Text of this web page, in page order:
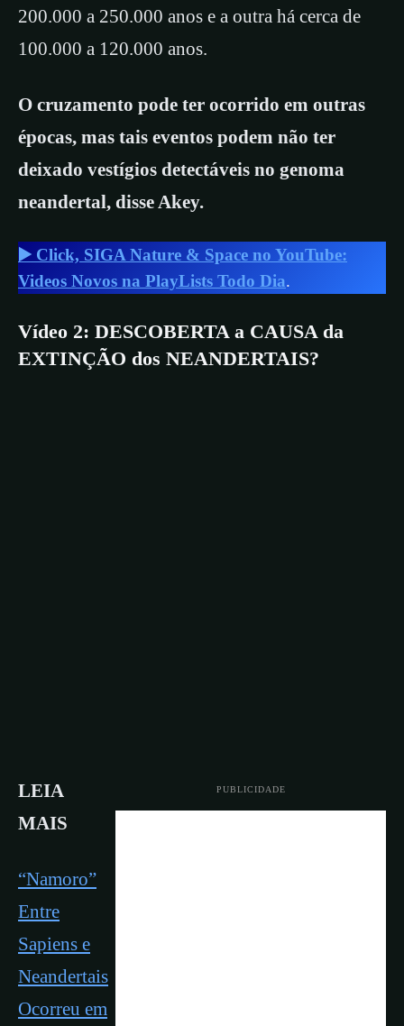
200.000 a 250.000 anos e a outra há cerca de
100.000 a 120.000 anos.
O cruzamento pode ter ocorrido em outras
épocas, mas tais eventos podem não ter
deixado vestígios detectáveis ​​no genoma
neandertal, disse Akey.
▶️ Click, SIGA Nature & Space no YouTube:
Videos Novos na PlayLists Todo Dia.
Vídeo 2: DESCOBERTA a CAUSA da
EXTINÇÃO dos NEANDERTAIS?
PUBLICIDADE
LEIA
MAIS
“Namoro”
Entre
Sapiens e
Neandertais
Ocorreu em